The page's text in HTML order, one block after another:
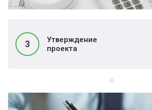
3
Утверждение
проекта